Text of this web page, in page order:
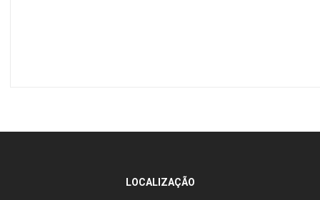
LOCALIZAÇÃO